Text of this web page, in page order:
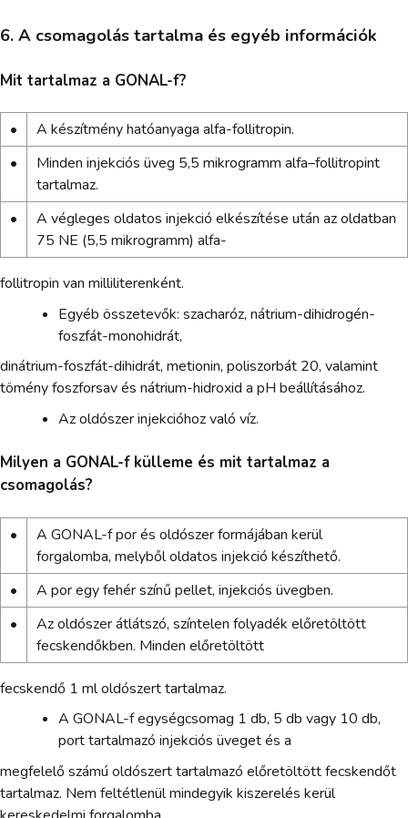
6. A csomagolás tartalma és egyéb információk
Mit tartalmaz a GONAL-f?
•
A készítmény hatóanyaga alfa-follitropin.
•
Minden injekciós üveg 5,5 mikrogramm alfa–follitropint
tartalmaz.
•
A végleges oldatos injekció elkészítése után az oldatban
75 NE (5,5 mikrogramm) alfa-
follitropin van milliliterenként.
Egyéb összetevők: szacharóz, nátrium-dihidrogén-
foszfát-monohidrát,
dinátrium-foszfát-dihidrát, metionin, poliszorbát 20, valamint
tömény foszforsav és nátrium-hidroxid a pH beállításához.
Az oldószer injekcióhoz való víz.
Milyen a GONAL-f külleme és mit tartalmaz a
csomagolás?
•
A GONAL-f por és oldószer formájában kerül
forgalomba, melyből oldatos injekció készíthető.
•
A por egy fehér színű pellet, injekciós üvegben.
•
Az oldószer átlátszó, színtelen folyadék előretöltött
fecskendőkben. Minden előretöltött
fecskendő 1 ml oldószert tartalmaz.
A GONAL-f egységcsomag 1 db, 5 db vagy 10 db,
port tartalmazó injekciós üveget és a
megfelelő számú oldószert tartalmazó előretöltött fecskendőt
tartalmaz. Nem feltétlenül mindegyik kiszerelés kerül